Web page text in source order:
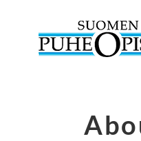
content